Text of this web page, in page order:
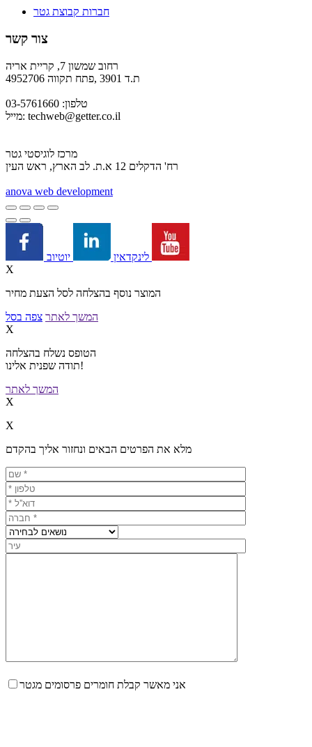
חברות קבוצת גטר
צור קשר
רחוב שמשון 7, קריית אריה
ת.ד 3901 ,פתח תקווה 4952706
טלפון: 03-5761660
מייל: techweb@getter.co.il
מרכז לוגיסטי גטר
רח' הדקלים 12 א.ת. לב הארץ, ראש העין
anova web development
לינקדאין
X
המוצר נוסף בהצלחה לסל הצעת מחיר
המשך לאתר צפה בסל
X
הטופס נשלח בהצלחה
תודה שפנית אלינו!
המשך לאתר
X
X
מלא את הפרטים הבאים ונחזור אליך בהקדם
אני מאשר קבלת חומרים פרסומים מגטר